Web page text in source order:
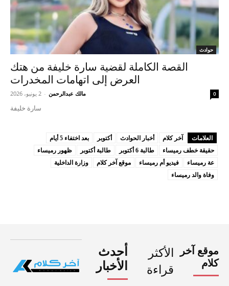
حوادث
القصة الكاملة لقضية سارة خليفة من هتك
العرض إلى اتهامات المخدرات
مالك عبدالرحمن - 2 يونيو، 2026 0
سارة خليفة
العلامات آخر كلام أخبار الحوادث أكتوبر
بعد اختفاء 5 أيام
حقيقة خطف رميساء
طالبة 6 أكتوبر طالبة أكتوبر
ظهور رميساء
عة رميساء
فيديو أم رميساء موقع آخر كلام
وزارة الداخلية
وفاة والد رميساء
موقع آخر
كلام
الأكثر
قراءة
أحدث
الأخبار